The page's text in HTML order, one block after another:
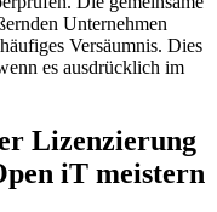
Unternehmen
Versäumnis. Dies
es ausdrücklich im
Lizenzierung
iT meistern